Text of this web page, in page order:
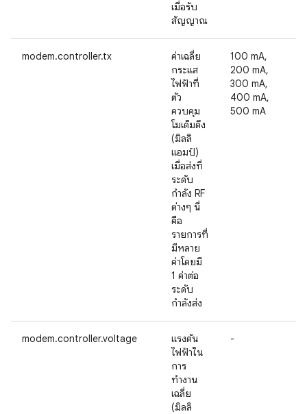
เมื่อรับ
สัญญาณ
modem.controller.tx
ค่าเฉลี่ย
กระแส
ไฟฟ้าที่
ตัว
ควบคุม
โมเด็มดึง
(มิลลิ
แอมป์)
เมื่อส่งที่
ระดับ
กำลัง RF
ต่างๆ นี่
คือ
รายการที่
มีหลาย
ค่าโดยมี
1 ค่าต่อ
ระดับ
กำลังส่ง
100 mA,
200 mA,
300 mA,
400 mA,
500 mA
modem.controller.voltage
แรงดัน
ไฟฟ้าใน
การ
ทำงาน
เฉลี่ย
(มิลลิ
-